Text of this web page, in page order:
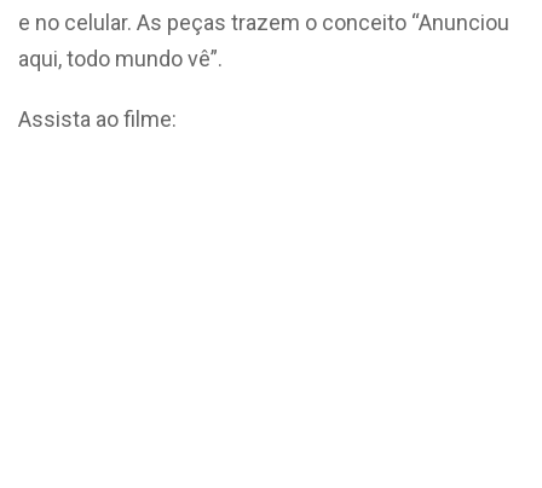
e no celular. As peças trazem o conceito “Anunciou
aqui, todo mundo vê”.
Assista ao filme: